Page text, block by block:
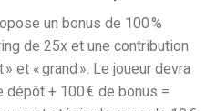
un bonus de 100 %
de 25x et une contribution
et « grand ». Le joueur devra
dépôt + 100 € de bonus =